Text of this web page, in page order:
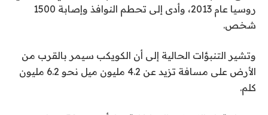
روسيا عام 2013، وأدى إلى تحطم النوافذ وإصابة 1500
شخص.
وتشير التنبؤات الحالية إلى أن الكويكب سيمر بالقرب من
الأرض على مسافة تزيد عن 4.2 مليون ميل نحو 6.2 مليون
كلم.